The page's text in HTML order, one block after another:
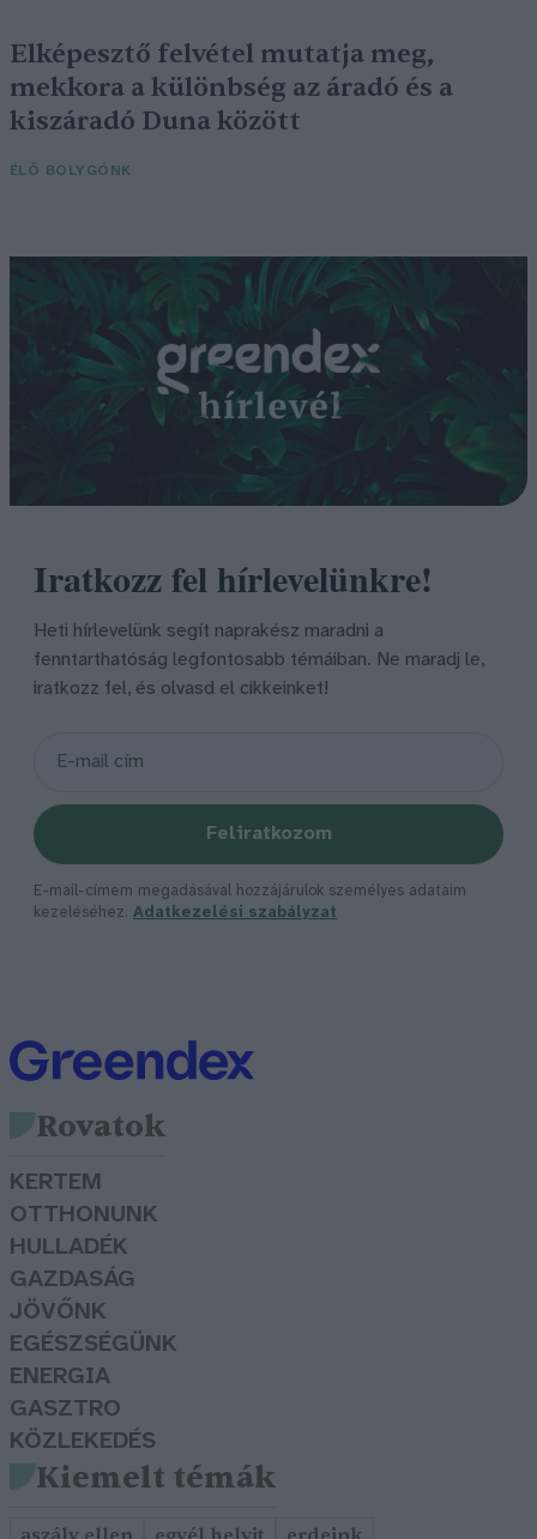
Elképesztő felvétel mutatja meg,
mekkora a különbség az áradó és a
kiszáradó Duna között
ÉLŐ BOLYGÓNK
Iratkozz fel hírlevelünkre!
Heti hírlevelünk segít naprakész maradni a
fenntarthatóság legfontosabb témáiban. Ne maradj le,
iratkozz fel, és olvasd el cikkeinket!
Feliratkozom
E-mail-címem megadásával hozzájárulok személyes adataim
kezeléséhez. Adatkezelési szabályzat
Rovatok
KERTEM
OTTHONUNK
HULLADÉK
GAZDASÁG
JÖVŐNK
EGÉSZSÉGÜNK
ENERGIA
GASZTRO
KÖZLEKEDÉS
Kiemelt témák